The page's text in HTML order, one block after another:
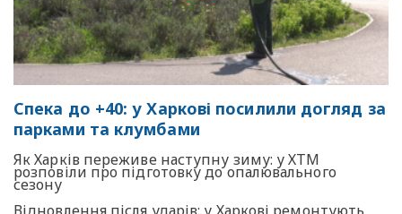
Спека до +40: у Харкові посилили догляд за
парками та клумбами
Як Харків переживе наступну зиму: у ХТМ
розповіли про підготовку до опалювального
сезону